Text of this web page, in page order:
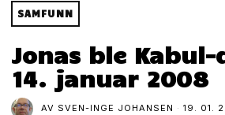
SAMFUNN
Jonas ble
14. januar 2008
AV SVEN-INGE JOHANSEN 19. 01.